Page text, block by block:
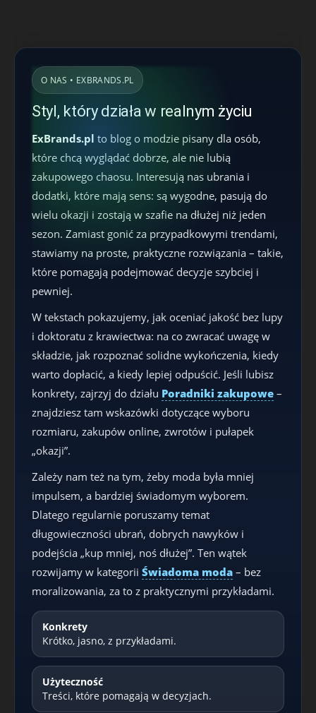
O NAS • EXBRANDS.PL
Styl, który działa w realnym życiu
ExBrands.pl to blog o modzie pisany dla osób,
które chcą wyglądać dobrze, ale nie lubią
zakupowego chaosu. Interesują nas ubrania i
dodatki, które mają sens: są wygodne, pasują do
wielu okazji i zostają w szafie na dłużej niż jeden
sezon. Zamiast gonić za przypadkowymi trendami,
stawiamy na proste, praktyczne rozwiązania – takie,
które pomagają podejmować decyzje szybciej i
pewniej.
W tekstach pokazujemy, jak oceniać jakość bez lupy
i doktoratu z krawiectwa: na co zwracać uwagę w
składzie, jak rozpoznać solidne wykończenia, kiedy
warto dopłacić, a kiedy lepiej odpuścić. Jeśli lubisz
konkrety, zajrzyj do działu Poradniki zakupowe –
znajdziesz tam wskazówki dotyczące wyboru
rozmiaru, zakupów online, zwrotów i pułapek
„okazji”.
Zależy nam też na tym, żeby moda była mniej
impulsem, a bardziej świadomym wyborem.
Dlatego regularnie poruszamy temat
długowieczności ubrań, dobrych nawyków i
podejścia „kup mniej, noś dłużej”. Ten wątek
rozwijamy w kategorii Świadoma moda – bez
moralizowania, za to z praktycznymi przykładami.
Konkrety
Krótko, jasno, z przykładami.
Użyteczność
Treści, które pomagają w decyzjach.